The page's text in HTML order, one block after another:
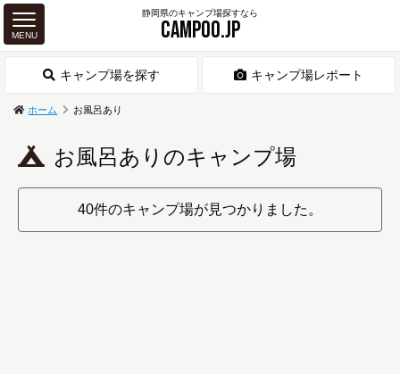
静岡県のキャンプ場探すなら
CAMPOO.JP
MENU
キャンプ場を探す キャンプ場レポート
ホーム お風呂あり
お風呂ありのキャンプ場
40件のキャンプ場が見つかりました。